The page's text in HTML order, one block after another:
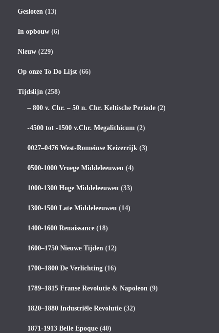
Gesloten (13)
In opbouw (6)
Nieuw (229)
Op onze To Do Lijst (66)
Tijdslijn (258)
– 800 v. Chr. – 50 n. Chr. Keltische Periode (2)
-4500 tot -1500 v.Chr. Megalithicum (2)
0027–0476 West-Romeinse Keizerrijk (3)
0500-1000 Vroege Middeleeuwen (4)
1000-1300 Hoge Middeleeuwen (33)
1300-1500 Late Middeleeuwen (14)
1400-1600 Renaissance (18)
1600–1750 Nieuwe Tijden (12)
1700–1800 De Verlichting (16)
1789–1815 Franse Revolutie & Napoleon (9)
1820–1880 Industriële Revolutie (32)
1871-1913 Belle Epoque (40)